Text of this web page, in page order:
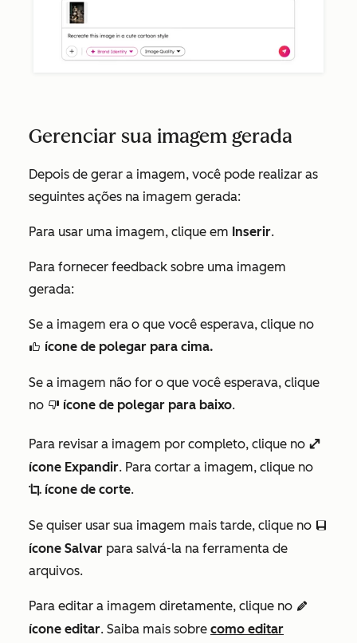
Gerenciar sua imagem gerada
Depois de gerar a imagem, você pode realizar as
seguintes ações na imagem gerada:
Para usar uma imagem, clique em Inserir.
Para fornecer feedback sobre uma imagem
gerada:
Se a imagem era o que você esperava, clique no
thumbsUpIcon ícone de polegar para cima.
Se a imagem não for o que você esperava, clique
no thumbsDownIcon ícone de polegar para baixo.
Para revisar a imagem por completo, clique no enlarge
ícone Expandir. Para cortar a imagem, clique no
cropIcon ícone de corte.
Se quiser usar sua imagem mais tarde, clique no saveEditableViewIcon
ícone Salvar para salvá-la na ferramenta de
arquivos.
Para editar a imagem diretamente, clique no edit
ícone editar. Saiba mais sobre como editar